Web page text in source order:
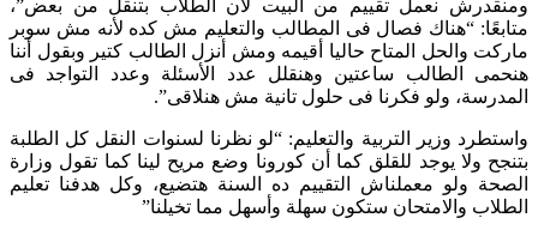
ومنقدرش نعمل تقييم من البيت لأن الطلاب بتنقل من بعض”،
متابعًا: “هناك فصال فى المطالب والتعليم مش كده لأنه مش سوبر
ماركت والحل المتاح حاليا أقيمه ومش أنزل الطالب كتير وبقول أننا
هنحمى الطالب ساعتين وهنقلل عدد الأسئلة وعدد التواجد فى
المدرسة، ولو فكرنا فى حلول تانية مش هنلاقى”.
واستطرد وزير التربية والتعليم: “لو نظرنا لسنوات النقل كل الطلبة
بتنجح ولا يوجد للقلق كما أن كورونا وضع مريح لينا كما تقول وزارة
الصحة ولو معملناش التقييم ده السنة هتضيع، وكل هدفنا تعليم
الطلاب والامتحان ستكون سهلة وأسهل مما تخيلنا”